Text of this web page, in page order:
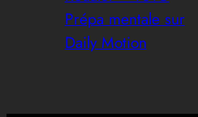
Prépa mentale sur
Daily Motion